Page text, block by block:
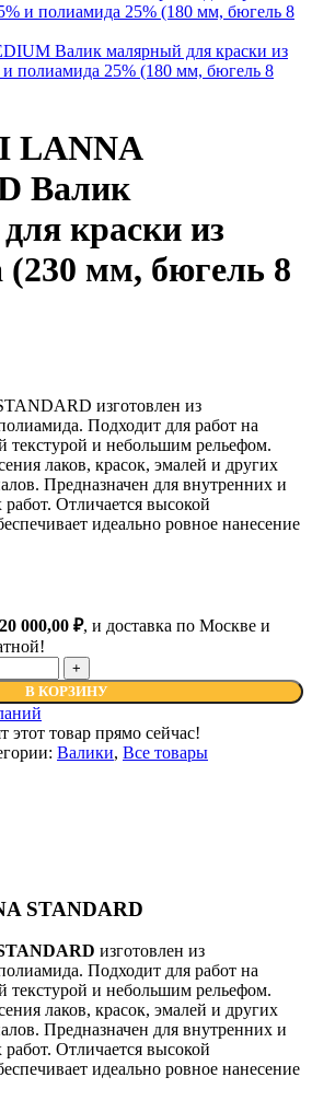
Валик малярный для краски из
и полиамида 25% (180 мм, бюгель 8
LANNA
Валик
краски из
(230 мм, бюгель 8
изготовлен из
Подходит для работ на
текстурой и небольшим рельефом.
лаков, красок, эмалей и других
Предназначен для внутренних и
Отличается высокой
идеально ровное нанесение
20 000,00 ₽, и доставка по Москве и
В КОРЗИНУ
этот товар прямо сейчас!
Валики, Все товары
STANDARD
изготовлен из
Подходит для работ на
текстурой и небольшим рельефом.
лаков, красок, эмалей и других
Предназначен для внутренних и
Отличается высокой
идеально ровное нанесение